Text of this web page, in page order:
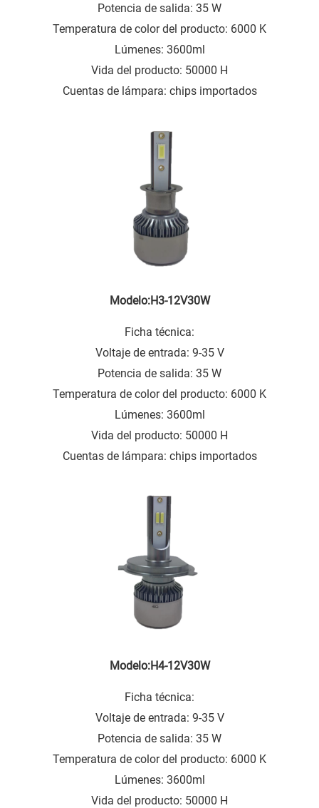
Potencia de salida: 35 W
Temperatura de color del producto: 6000 K
Lúmenes: 3600ml
Vida del producto: 50000 H
Cuentas de lámpara: chips importados
Modelo:H3-12V30W
Ficha técnica:
Voltaje de entrada: 9-35 V
Potencia de salida: 35 W
Temperatura de color del producto: 6000 K
Lúmenes: 3600ml
Vida del producto: 50000 H
Cuentas de lámpara: chips importados
Modelo:H4-12V30W
Ficha técnica:
Voltaje de entrada: 9-35 V
Potencia de salida: 35 W
Temperatura de color del producto: 6000 K
Lúmenes: 3600ml
Vida del producto: 50000 H